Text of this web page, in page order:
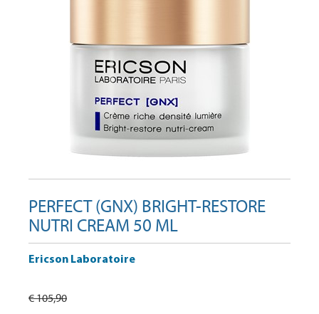
PERFECT (GNX) BRIGHT-RESTORE
NUTRI CREAM 50 ML
Ericson Laboratoire
€ 105,90